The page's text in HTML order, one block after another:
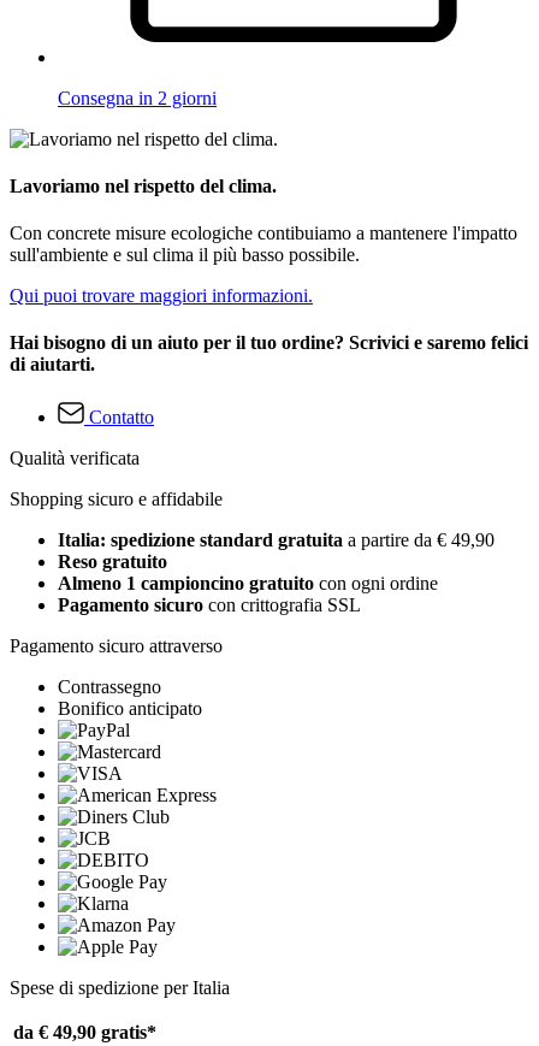
Consegna in 2 giorni
Lavoriamo nel rispetto del clima.
Con concrete misure ecologiche contibuiamo a mantenere l'impatto
sull'ambiente e sul clima il più basso possibile.
Qui puoi trovare maggiori informazioni.
Hai bisogno di un aiuto per il tuo ordine? Scrivici e saremo felici
di aiutarti.
Contatto
Qualità verificata
Shopping sicuro e affidabile
Italia: spedizione standard gratuita a partire da € 49,90
Reso gratuito
Almeno 1 campioncino gratuito con ogni ordine
Pagamento sicuro con crittografia SSL
Pagamento sicuro attraverso
Contrassegno
Bonifico anticipato
Spese di spedizione per Italia
da € 49,90 gratis*